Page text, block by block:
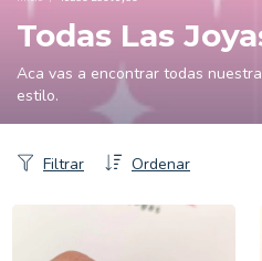
Todas Las
Aca vas a encontrar todas
estilo.
Ordenar
Filtrar